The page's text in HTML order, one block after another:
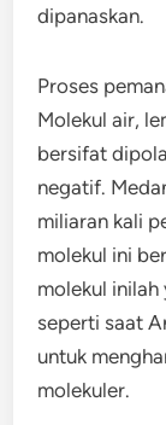
dipanaskan.
Proses
Molekul air,
bersifat
negatif.
miliaran kali
molekul ini
molekul inilah
seperti saat
untuk
molekuler.